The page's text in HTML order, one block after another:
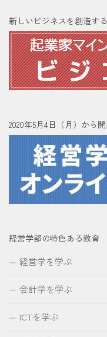
新しいビジネスを創造する
2020年5月4日（月）から
経営学部の特色ある教育
経営学を学ぶ
会計学を学ぶ
ICTを学ぶ